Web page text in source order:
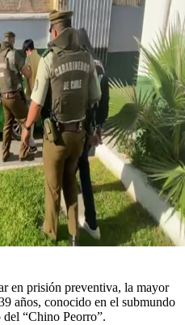
en prisión preventiva, la mayor
años, conocido en el submundo
“Chino Peorro”.